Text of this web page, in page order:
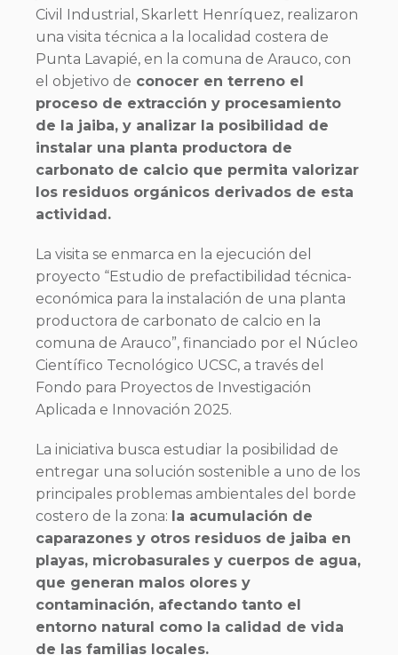
Civil Industrial, Skarlett Henríquez, realizaron
una visita técnica a la localidad costera de
Punta Lavapié, en la comuna de Arauco, con
el objetivo de conocer en terreno el
proceso de extracción y procesamiento
de la jaiba, y analizar la posibilidad de
instalar una planta productora de
carbonato de calcio que permita valorizar
los residuos orgánicos derivados de esta
actividad.
La visita se enmarca en la ejecución del
proyecto “Estudio de prefactibilidad técnica-
económica para la instalación de una planta
productora de carbonato de calcio en la
comuna de Arauco”, financiado por el Núcleo
Científico Tecnológico UCSC, a través del
Fondo para Proyectos de Investigación
Aplicada e Innovación 2025.
La iniciativa busca estudiar la posibilidad de
entregar una solución sostenible a uno de los
principales problemas ambientales del borde
costero de la zona: la acumulación de
caparazones y otros residuos de jaiba en
playas, microbasurales y cuerpos de agua,
que generan malos olores y
contaminación, afectando tanto el
entorno natural como la calidad de vida
de las familias locales.